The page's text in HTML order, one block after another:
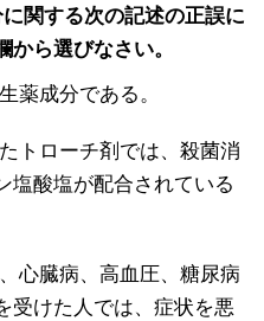
関する次の記述の正誤に
ら選びなさい。
薬成分である。
トローチ剤では、殺菌消
塩酸塩が配合されている
心臓病、高血圧、糖尿病
受けた人では、症状を悪